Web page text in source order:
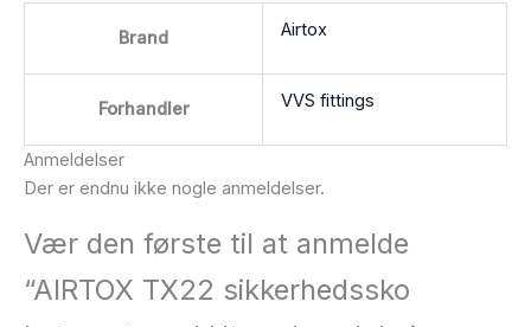
Brand Airtox
Forhandler VVS fittings
Anmeldelser
Der er endnu ikke nogle anmeldelser.
Vær den første til at anmelde
“AIRTOX TX22 sikkerhedssko